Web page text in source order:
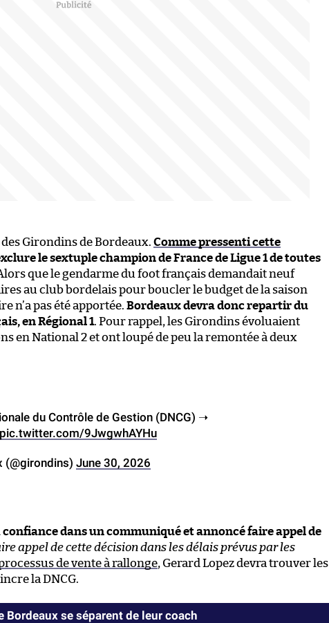
Girondins de Bordeaux. Comme pressenti cette
le sextuple champion de France de Ligue 1 de toutes
que le gendarme du foot français demandait neuf
au club bordelais pour boucler le budget de la saison
n’a pas été apportée. Bordeaux devra donc repartir du
en Régional 1. Pour rappel, les Girondins évoluaient
en National 2 et ont loupé de peu la remontée à deux
du Contrôle de Gestion (DNCG) ➝
pic.twitter.com/9JwgwhAYHu
(@girondins) June 30, 2026
confiance dans un communiqué et annoncé faire appel de
appel de cette décision dans les délais prévus par les
de vente à rallonge, Gerard Lopez devra trouver les
la DNCG.
Bordeaux se séparent de leur coach